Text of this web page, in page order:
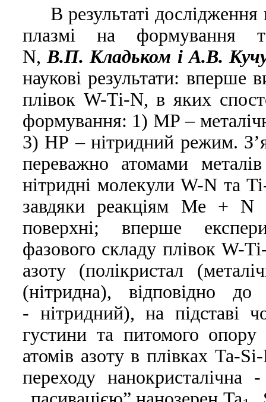
В результаті
плазмі на формування
N,В.П. Кладьком i А.В.
наукові результати: вперше
плівок W-Ti-N, в яких
формування: 1) МР –
3) НР – нітридний режим.
переважно атомами
нітридні молекули W-N та
завдяки реакціям Ме +
поверхні; вперше
фазового складу плівок W-
азоту (полікристал
(нітридна), відповідно
- нітридний), на підставі
густини та питомого
атомів азоту в плівках Ta-
переходу